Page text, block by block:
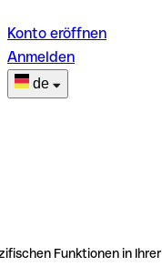
Konto eröffnen
Anmelden
de
Funktionen in Ihrer